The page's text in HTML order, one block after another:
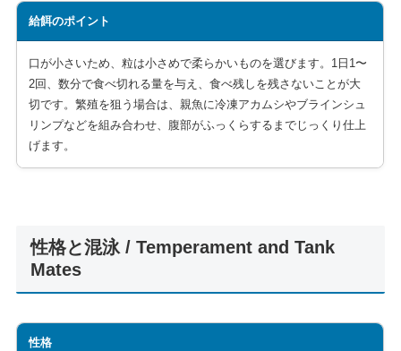
給餌のポイント
口が小さいため、粒は小さめで柔らかいものを選びます。1日1〜
2回、数分で食べ切れる量を与え、食べ残しを残さないことが大
切です。繁殖を狙う場合は、親魚に冷凍アカムシやブラインシュ
リンプなどを組み合わせ、腹部がふっくらするまでじっくり仕上
げます。
性格と混泳 / Temperament and Tank
Mates
性格